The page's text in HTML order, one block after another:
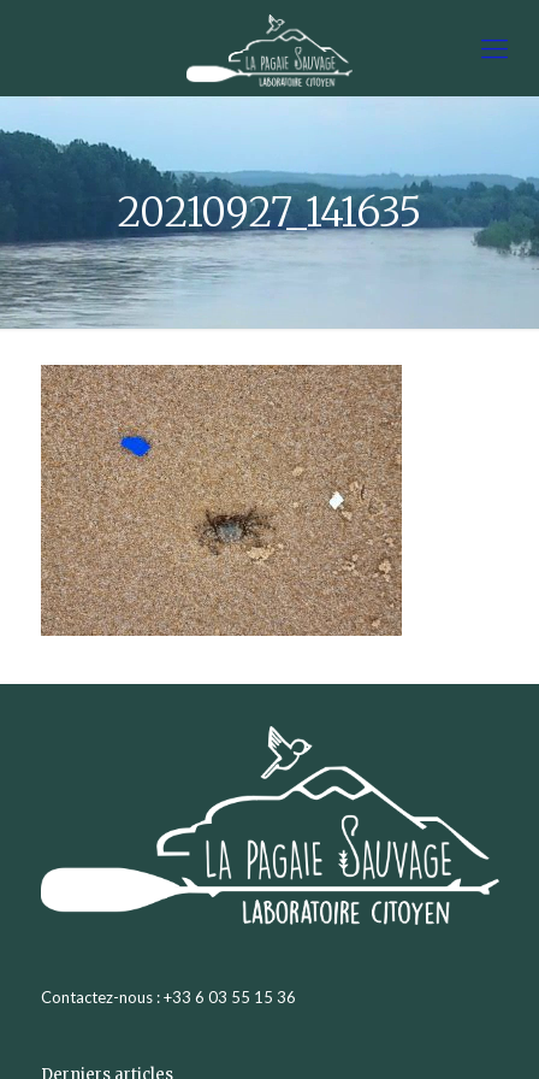
20210927_141635
Contactez-nous : +33 6 03 55 15 36
Derniers articles